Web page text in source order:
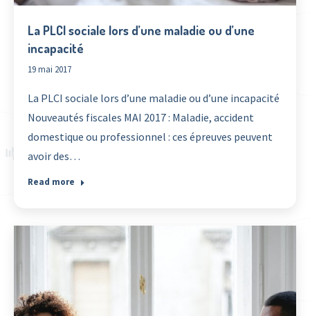
La PLCI sociale lors d’une maladie ou d’une
incapacité
19 mai 2017
La PLCI sociale lors d’une maladie ou d’une incapacité
Nouveautés fiscales MAI 2017 : Maladie, accident
domestique ou professionnel : ces épreuves peuvent
avoir des…
Read more